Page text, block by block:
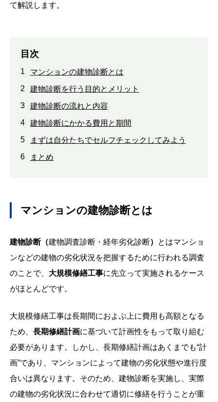
て解説します。
目次
1
マンションの建物診断とは
2
建物診断を行う目的とメリット
3
建物診断の流れと内容
4
建物診断にかかる費用と期間
5
まずは自分たちでセルフチェックしてみよう
6
まとめ
マンションの建物診断とは
建物診断（建物調査診断・経年劣化診断）
とはマンショ
ンなどの建物の劣化状況を把握するために行われる調査
のことで、 大規模修繕工事に先立って実施されるケース
がほとんどです。
大規模修繕工事は長期間におよぶ上に費用も高額となる
ため、 長期修繕計画に基づいて計画性をもって取り組む
必要があります。しかし、長期修繕計画はあくまでも“計
画”であり、マンションによって建物の劣化状態や進行度
合いは異なります。そのため、建物診断を実施し、実際
の建物の劣化状況に合わせて適切に修繕を行うことが重